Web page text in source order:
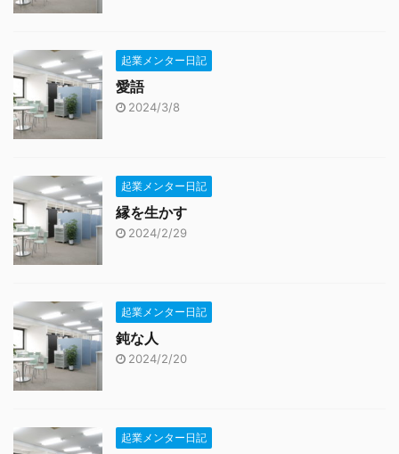
起業メンター日記
愛語
2024/3/8
起業メンター日記
縁を生かす
2024/2/29
起業メンター日記
鈍な人
2024/2/20
起業メンター日記